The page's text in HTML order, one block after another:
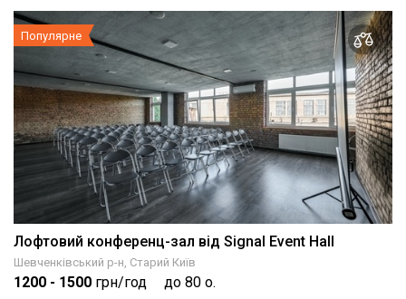
Популярне
Лофтовий конференц-зал від Signal Event Hall
Шевченківський р-н, Старий Київ
1200 - 1500 грн/год до 80 о.